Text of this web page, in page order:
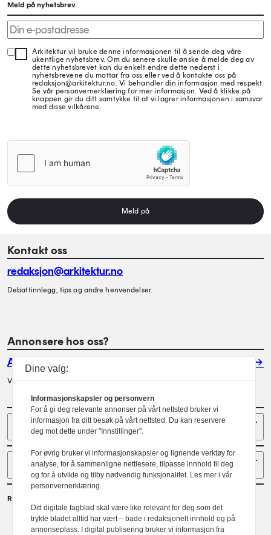
Meld på nyhetsbrev
Arkitektur vil bruke denne informasjonen til å sende deg våre
ukentlige nyhetsbrev. Om du senere skulle ønske å melde deg av
dette nyhetsbrevet kan du enkelt endre dette nederst i
nyhetsbrevene du mottar fra oss eller ved å kontakte oss på
redaksjon@arkitektur.no. Vi behandler din informasjon med respekt.
Se vår personvernerklæring for mer informasjon. Ved å klikke på
knappen gir du ditt samtykke til at vi lagrer informasjonen i samsvar
med disse vilkårene.
Meld på
Kontakt oss
redaksjon@arkitektur.no
Debattinnlegg, tips og andre henvendelser.
Annonsere hos oss?
Annonser
Vil du annonsere i Arkitektur? Les mer her.
Sider
Følg oss
Redaktør
Gaute Brochmann
Dine valg:
Informasjonskapsler og personvern
For å gi deg relevante annonser på vårt nettsted bruker vi
informasjon fra ditt besøk på vårt nettsted. Du kan reservere
deg mot dette under "Innstillinger".
For øvrig bruker vi informasjonskapsler og lignende verktøy for
analyse, for å sammenligne nettlesere, tilpasse innhold til deg
og for å utvikle og tilby nødvendig funksjonalitet. Les mer i vår
personvernerklæring.
Ditt digitale fagblad skal være like relevant for deg som det
trykte bladet alltid har vært – bade i redaksjonelt innhold og på
annonseplass. I digital publisering bruker vi informasjon fra